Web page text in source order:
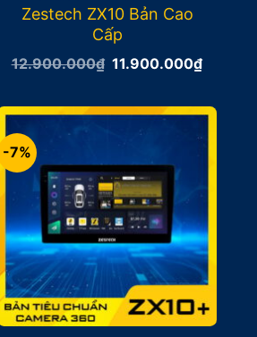
Zestech ZX10 Bản Cao
Cấp
12.900.000₫ Giá
12.900.000₫.
11.900.000₫Giá
là:
-7%